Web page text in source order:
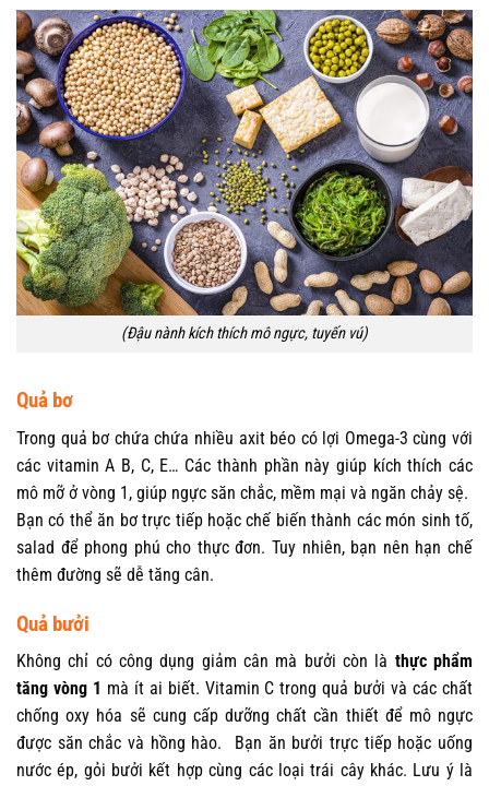
(Đậu nành kích thích mô ngực, tuyến vú)
Quả bơ
Trong quả bơ chứa chứa nhiều axit béo có lợi Omega-3 cùng với
các vitamin A B, C, E… Các thành phần này giúp kích thích các
mô mỡ ở vòng 1, giúp ngực săn chắc, mềm mại và ngăn chảy sệ.
Bạn có thể ăn bơ trực tiếp hoặc chế biến thành các món sinh tố,
salad để phong phú cho thực đơn. Tuy nhiên, bạn nên hạn chế
thêm đường sẽ dễ tăng cân.
Quả bưởi
Không chỉ có công dụng giảm cân mà bưởi còn là thực phẩm
tăng vòng 1 mà ít ai biết. Vitamin C trong quả bưởi và các chất
chống oxy hóa sẽ cung cấp dưỡng chất cần thiết để mô ngực
được săn chắc và hồng hào. Bạn ăn bưởi trực tiếp hoặc uống
nước ép, gỏi bưởi kết hợp cùng các loại trái cây khác. Lưu ý là